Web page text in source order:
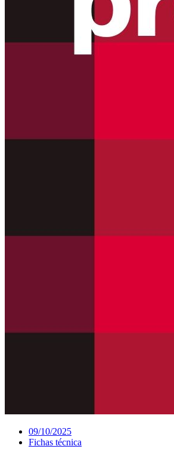
09/10/2025
Fichas técnica